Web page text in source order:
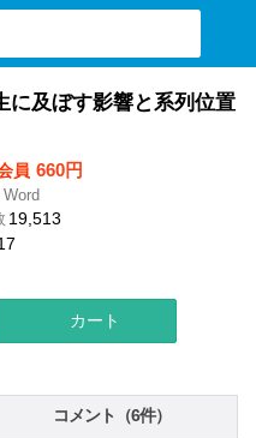
に及ぼす影響と系列位置
員 660円
19,513
カート
コメント（6件）